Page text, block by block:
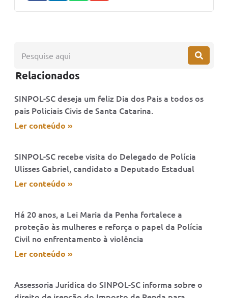
Relacionados
SINPOL-SC deseja um feliz Dia dos Pais a todos os
pais Policiais Civis de Santa Catarina.
Ler conteúdo »
SINPOL-SC recebe visita do Delegado de Polícia
Ulisses Gabriel, candidato a Deputado Estadual
Ler conteúdo »
Há 20 anos, a Lei Maria da Penha fortalece a
proteção às mulheres e reforça o papel da Polícia
Civil no enfrentamento à violência
Ler conteúdo »
Assessoria Jurídica do SINPOL-SC informa sobre o